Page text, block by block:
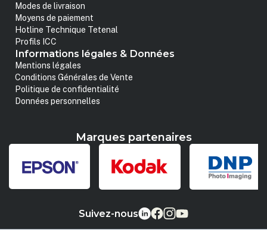
Modes de livraison
Moyens de paiement
Hotline Technique Tetenal
Profils ICC
Informations légales & Données
Mentions légales
Conditions Générales de Vente
Politique de confidentialité
Données personnelles
Marques partenaires
Suivez-nous